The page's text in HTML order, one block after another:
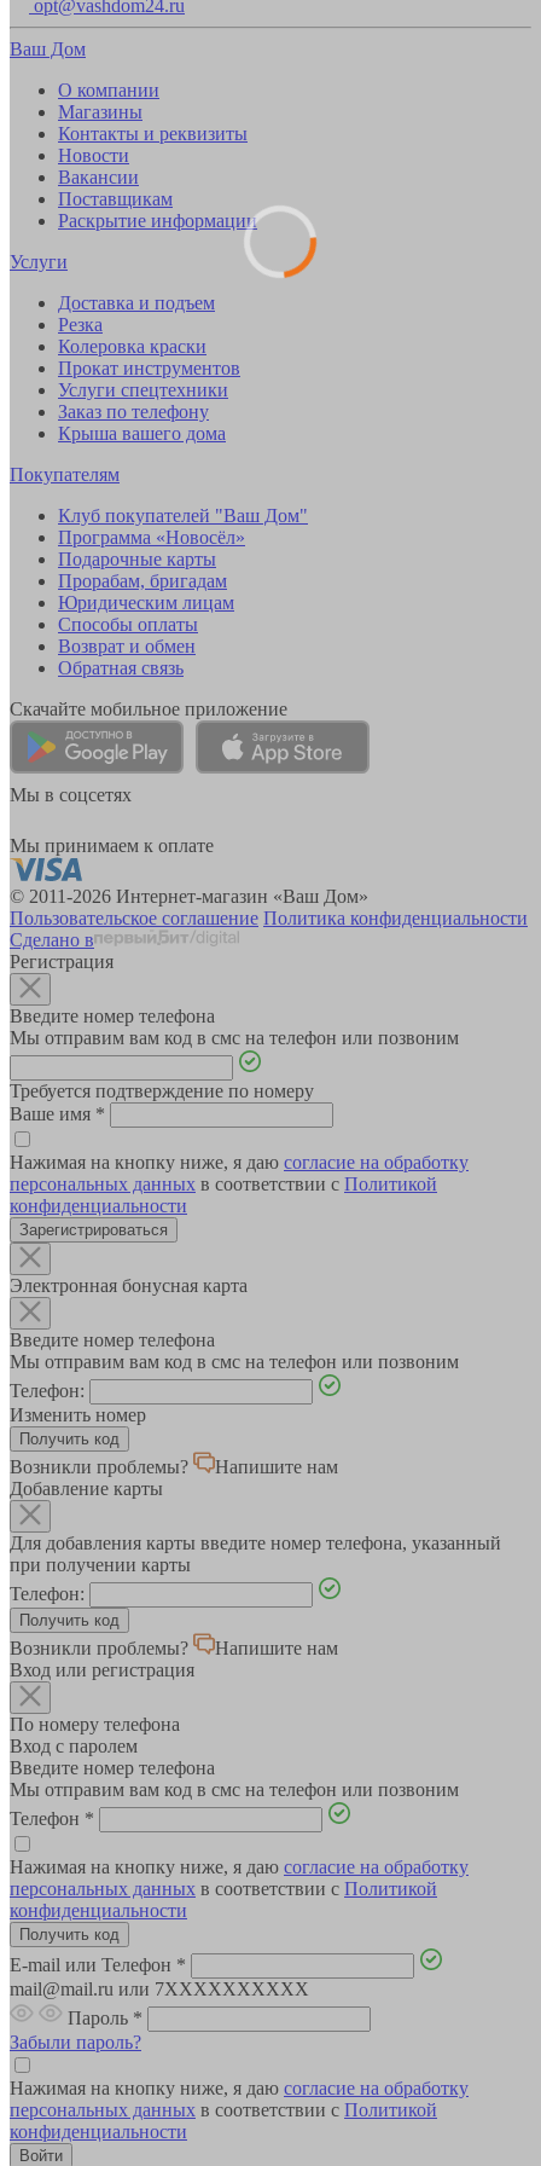
opt@vashdom24.ru
Ваш Дом
О компании
Магазины
Контакты и реквизиты
Новости
Вакансии
Поставщикам
Раскрытие информации
Услуги
Доставка и подъем
Резка
Колеровка краски
Прокат инструментов
Услуги спецтехники
Заказ по телефону
Крыша вашего дома
Покупателям
Клуб покупателей "Ваш Дом"
Программа «Новосёл»
Подарочные карты
Прорабам, бригадам
Юридическим лицам
Способы оплаты
Возврат и обмен
Обратная связь
Скачайте мобильное приложение
Мы в соцсетях
Мы принимаем к оплате
© 2011-2026 Интернет-магазин «Ваш Дом»
Пользовательское соглашение Политика конфиденциальности
Сделано в
Регистрация
Введите номер телефона
Мы отправим вам код в смс на телефон или позвоним
Требуется подтверждение по номеру
Ваше имя *
Нажимая на кнопку ниже, я даю согласие на обработку
персональных данных в соответствии с Политикой
конфиденциальности
Зарегистрироваться
Электронная бонусная карта
Введите номер телефона
Мы отправим вам код в смс на телефон или позвоним
Телефон:
Изменить номер
Возникли проблемы?
Напишите нам
Добавление карты
Для добавления карты введите номер телефона, указанный
при получении карты
Телефон:
Возникли проблемы?
Напишите нам
Вход или регистрация
По номеру телефона
Вход с паролем
Введите номер телефона
Мы отправим вам код в смс на телефон или позвоним
Телефон *
Нажимая на кнопку ниже, я даю согласие на обработку
персональных данных в соответствии с Политикой
конфиденциальности
E-mail или Телефон *
mail@mail.ru или 7XXXXXXXXXX
Пароль *
Забыли пароль?
Нажимая на кнопку ниже, я даю согласие на обработку
персональных данных в соответствии с Политикой
конфиденциальности